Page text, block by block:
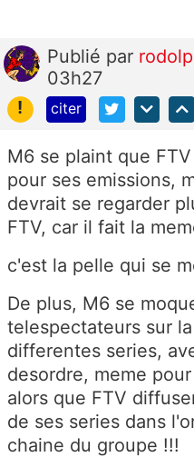
Publié par
03h27
!
citer
M6 se plaint que
pour ses emissions,
devrait se regarder
FTV, car il fait la
c'est la pelle qui se
De plus, M6 se
telespectateurs sur
differentes series,
desordre, meme
alors que FTV
de ses series dans
chaine du groupe !!!